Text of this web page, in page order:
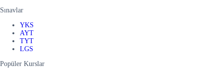
Sınavlar
YKS
AYT
TYT
LGS
Popüler Kurslar